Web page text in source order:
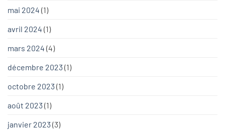
mai 2024 (1)
avril 2024 (1)
mars 2024 (4)
décembre 2023(1)
octobre 2023(1)
août 2023(1)
janvier 2023(3)